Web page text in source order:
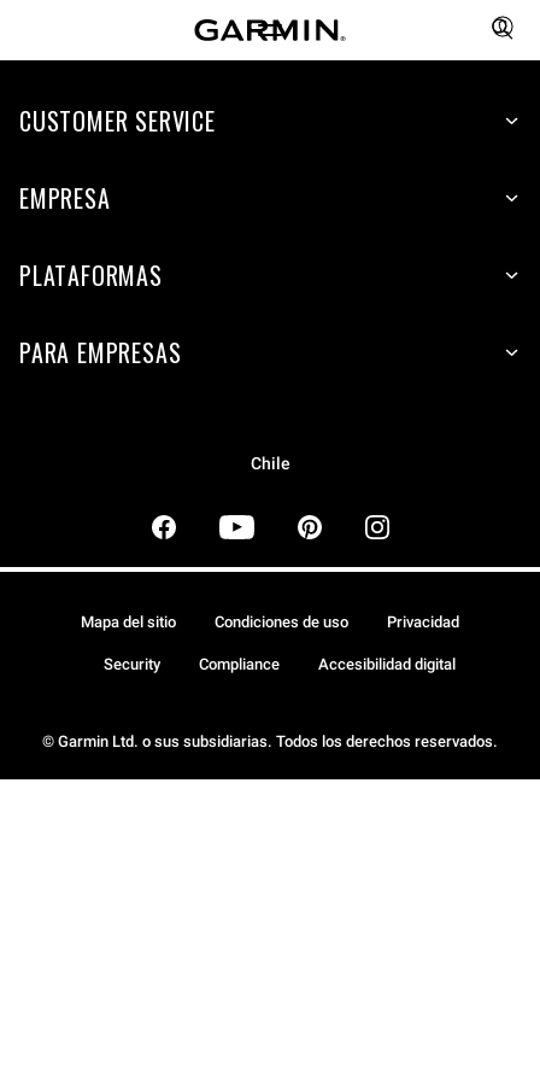
CUSTOMER SERVICE
EMPRESA
PLATAFORMAS
PARA EMPRESAS
Chile
© Garmin Ltd. o sus subsidiarias. Todos los derechos reservados.
Mapa del sitio Condiciones de uso Privacidad
Security Compliance Accesibilidad digital